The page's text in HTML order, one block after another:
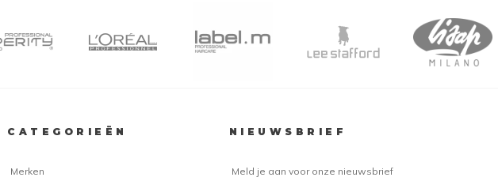
24 uur lang controle
Volume boost
CATEGORIEËN
Merken
NIEUWSBRIEF
Meld je aan voor onze nieuwsbrief